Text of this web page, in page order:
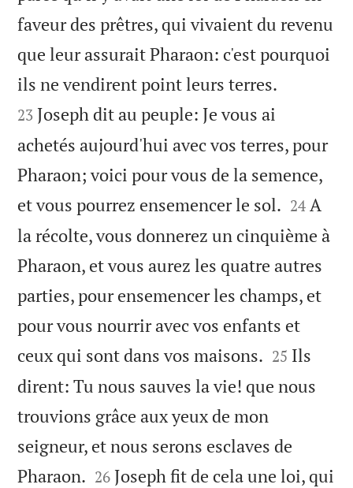
faveur des prêtres, qui vivaient du revenu
que leur assurait Pharaon: c'est pourquoi
ils ne vendirent point leurs terres.
23 Joseph dit au peuple: Je vous ai
achetés aujourd'hui avec vos terres, pour
Pharaon; voici pour vous de la semence,
et vous pourrez ensemencer le sol. 

24 A
la récolte, vous donnerez un cinquième à
Pharaon, et vous aurez les quatre autres
parties, pour ensemencer les champs, et
pour vous nourrir avec vos enfants et
ceux qui sont dans vos maisons. 

25 Ils
dirent: Tu nous sauves la vie! que nous
trouvions grâce aux yeux de mon
seigneur, et nous serons esclaves de
Pharaon. 

26 Joseph fit de cela une loi, qui